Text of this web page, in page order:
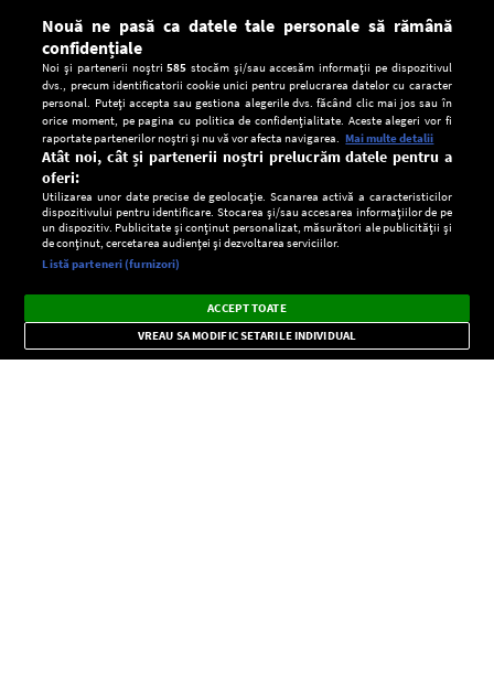
CONFIDENŢIALITATE
Setări:
Dark
Mode
Radio live, podcasturi, știri și alerte
importante.
×
Nouă ne pasă ca datele tale personale să rămână
confidențiale
Noi și partenerii noștri585 stocăm și/sau accesăm informații pe dispozitivul
dvs., precum identificatorii cookie unici pentru prelucrarea datelor cu caracter
personal. Puteți accepta sau gestiona alegerile dvs. făcând clic mai jos sau în
orice moment, pe pagina cu politica de confidențialitate. Aceste alegeri vor fi
raportate partenerilor noștri și nu vă vor afecta navigarea. Mai multe detalii
Atât noi, cât și partenerii noștri prelucrăm datele pentru a
oferi:
Utilizarea unor date precise de geolocație. Scanarea activă a caracteristicilor
dispozitivului pentru identificare. Stocarea și/sau accesarea informațiilor de pe
un dispozitiv. Publicitate și conținut personalizat, măsurători ale publicității și
de conținut, cercetarea audienței și dezvoltarea serviciilor.
Listă parteneri (furnizori)
ACCEPT TOATE
VREAU SA MODIFIC SETARILE INDIVIDUAL